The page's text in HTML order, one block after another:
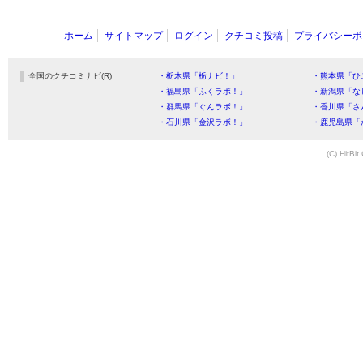
ホーム サイトマップ ログイン クチコミ投稿 プライバシー
全国のクチコミナビ(R) ・栃木県「栃ナビ！」
・熊本県「
・福島県「ふくラボ！」
・新潟県「
・群馬県「ぐんラボ！」
・香川県「
・石川県「金沢ラボ！」
・鹿児島県
(C) HitBit